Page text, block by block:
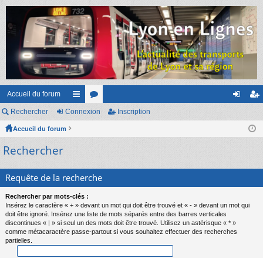
Accueil du forum
ac
s
or
cri
Rechercher Connexion Inscription
Accueil du forum
Rechercher
Requête de la recherche
Rechercher par mots-clés :
Insérez le caractère « + » devant un mot qui doit être trouvé et « - » devant un mot qui
doit être ignoré. Insérez une liste de mots séparés entre des barres verticales
discontinues « | » si seul un des mots doit être trouvé. Utilisez un astérisque « * »
comme métacaractère passe-partout si vous souhaitez effectuer des recherches
partielles.